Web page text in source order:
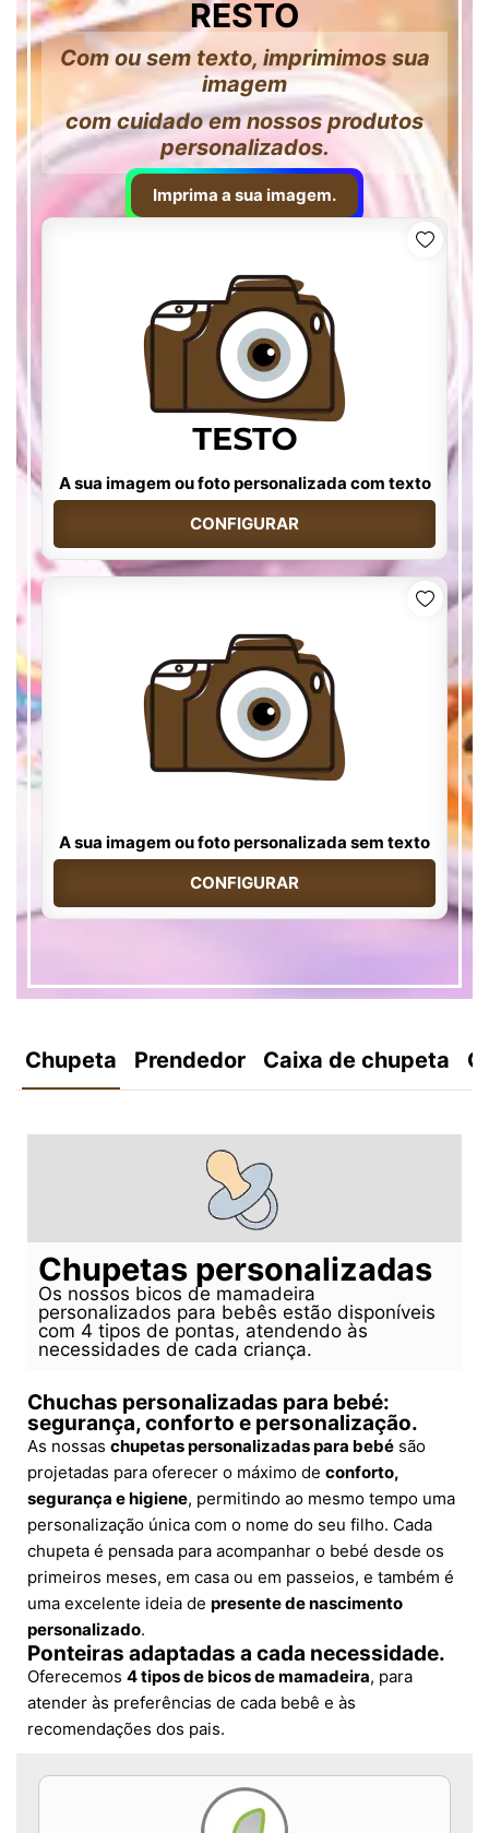
RESTO
Com ou sem texto, imprimimos sua
imagem
com cuidado em nossos produtos
personalizados.
Imprima a sua imagem.
A sua imagem ou foto personalizada com texto
CONFIGURAR
A sua imagem ou foto personalizada sem texto
CONFIGURAR
Chupeta Prendedor Caixa de chupeta
Chupetas personalizadas
Os nossos bicos de mamadeira
personalizados para bebês estão disponíveis
com 4 tipos de pontas, atendendo às
necessidades de cada criança.
Chuchas personalizadas para bebé:
segurança, conforto e personalização.
As nossas chupetas personalizadas para bebé são
projetadas para oferecer o máximo de conforto,
segurança e higiene, permitindo ao mesmo tempo uma
personalização única com o nome do seu filho. Cada
chupeta é pensada para acompanhar o bebé desde os
primeiros meses, em casa ou em passeios, e também é
uma excelente ideia de presente de nascimento
personalizado.
Ponteiras adaptadas a cada necessidade.
Oferecemos 4 tipos de bicos de mamadeira, para
atender às preferências de cada bebê e às
recomendações dos pais.